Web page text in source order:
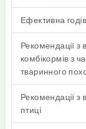
Ефективна
Рекомендації з
комбікормів з
тваринного
Рекомендації з
птиці